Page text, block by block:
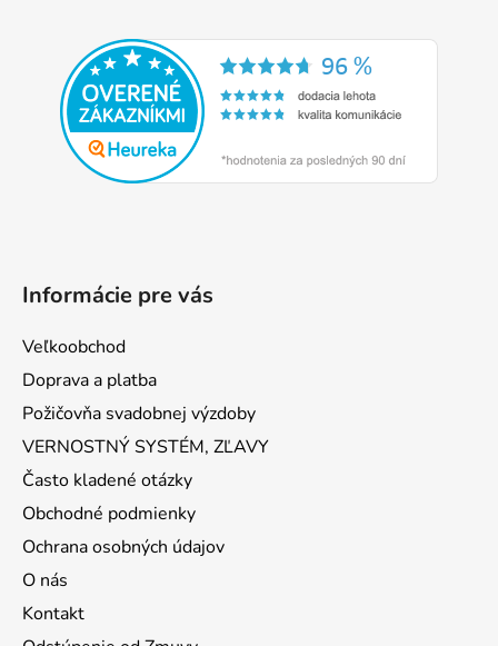
Informácie pre vás
Veľkoobchod
Doprava a platba
Požičovňa svadobnej výzdoby
VERNOSTNÝ SYSTÉM, ZĽAVY
Často kladené otázky
Obchodné podmienky
Ochrana osobných údajov
O nás
Kontakt